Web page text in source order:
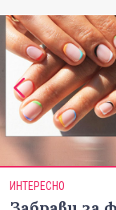
ИНТЕРЕСНО